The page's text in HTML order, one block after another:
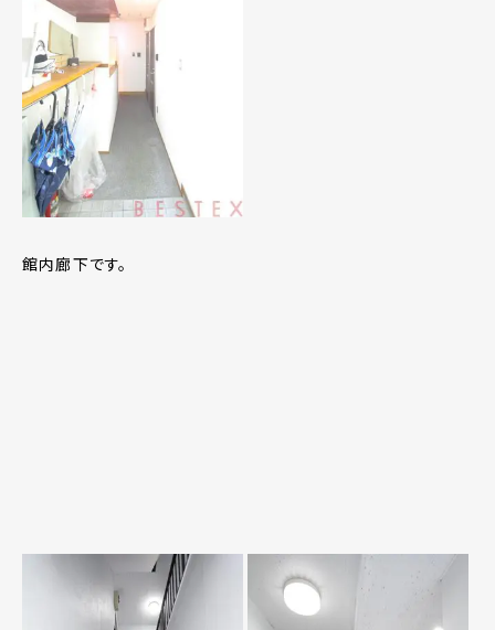
館内廊下です。